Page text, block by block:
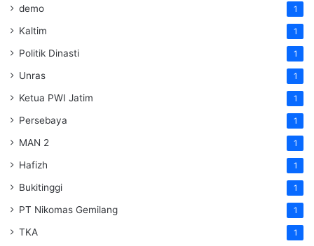
demo 1
Kaltim 1
Politik Dinasti 1
Unras 1
Ketua PWI Jatim 1
Persebaya 1
MAN 2 1
Hafizh 1
Bukitinggi 1
PT Nikomas Gemilang 1
TKA 1